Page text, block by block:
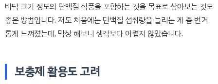
바닥 크기 정도의 단백질 식품을 포함하는 것을 목표로 삼아보는 것도
좋은 방법입니다. 저도 처음에는 단백질 섭취량을 늘리는 게 좀 번거
롭게 느껴졌는데, 막상 해보니 생각보다 어렵지 않았습니다.
보충제 활용도 고려